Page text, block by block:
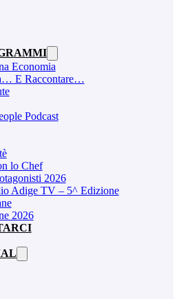
Economia
E Raccontare…
Podcast
lo Chef
2026
Adige TV – 5^ Edizione
2026